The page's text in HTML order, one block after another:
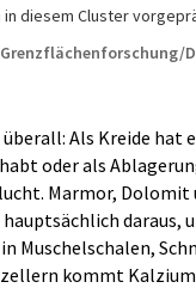
diesem Cluster
Als Kreide hat
oder als
Marmor, Dolomit
daraus,
Muschelschalen,
kommt